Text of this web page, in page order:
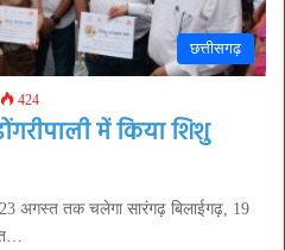
छत्तीसगढ़
424
में किया शिशु
अगस्त तक चलेगा सारंगढ़ बिलाईगढ़, 19